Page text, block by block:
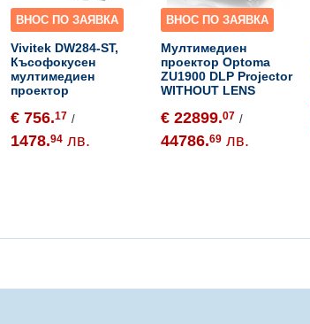
ВНОС ПО ЗАЯВКА
Vivitek DW284-ST,
Късофокусен
мултимедиен
проектор
€ 756.17 /
1478.94 лв.
ВНОС ПО ЗАЯВКА
Мултимедиен
проектор Optoma
ZU1900 DLP Projector
WITHOUT LENS
€ 22899.07 /
44786.69 лв.